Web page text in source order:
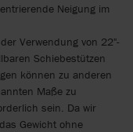
Neigung im
Verwendung von 22"-
Schiebestützen
können zu anderen
Maße zu
sein. Da wir
Gewicht ohne